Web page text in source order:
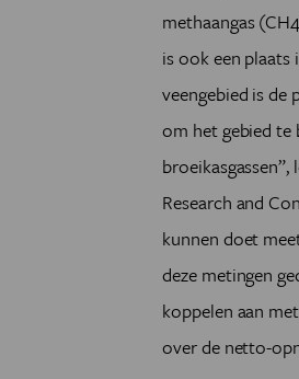
methaangas
is ook een plaats
veengebied is de
om het gebied
Research and
kunnen doet
deze metingen
koppelen aan
over de netto-